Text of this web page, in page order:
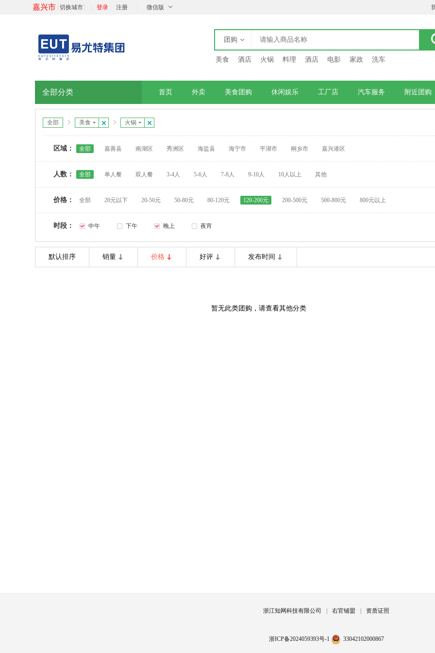
嘉兴市 切换城市 登录 注册 微信版
团购
美食 酒店 火锅 料理 酒店 电影 家政 洗车
全部分类 首页 外卖 美食团购 休闲娱乐 工厂店 汽车服务 附近团购
全部 美食 火锅
区域： 全部 嘉善县 南湖区 秀洲区 海盐县 海宁市 平湖市 桐乡市 嘉兴港区
人数： 全部 单人餐 双人餐 3-4人 5-6人 7-8人 9-10人 10人以上 其他
价格： 全部 20元以下 20-50元 50-80元 80-120元 120-200元 200-500元 500-800元 800元以上
时段： 中午 下午 晚上 夜宵
默认排序 销量 价格 好评 发布时间
暂无此类团购，请查看其他分类
浙江知网科技有限公司 右官铺盟 资质证照
浙ICP备2024059393号-1 33042102000867